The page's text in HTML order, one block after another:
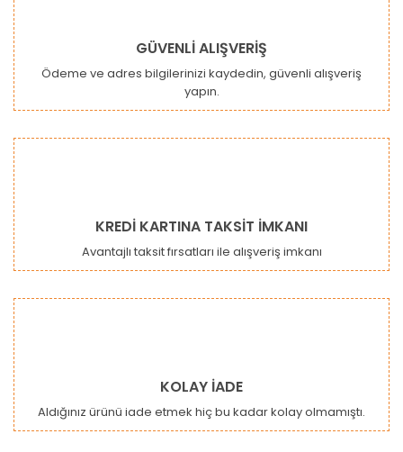
GÜVENLİ ALIŞVERİŞ
Ödeme ve adres bilgilerinizi kaydedin, güvenli alışveriş
yapın.
KREDİ KARTINA TAKSİT İMKANI
Avantajlı taksit fırsatları ile alışveriş imkanı
KOLAY İADE
Aldığınız ürünü iade etmek hiç bu kadar kolay olmamıştı.